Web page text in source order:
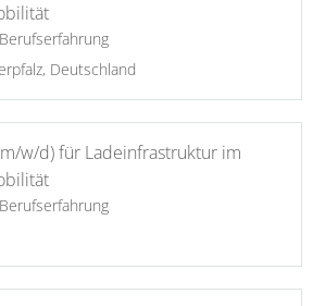
Deutschland
w/d) für Ladeinfrastruktur im